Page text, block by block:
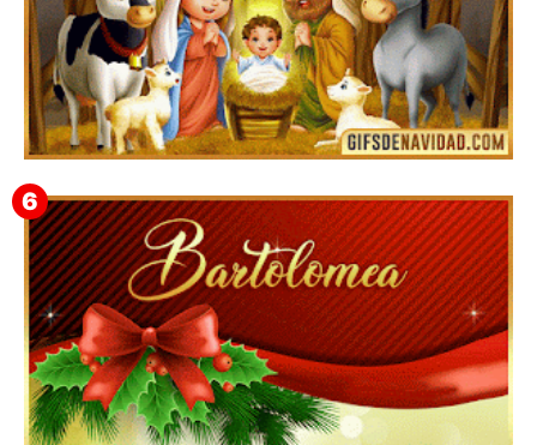
Feliz Navidad y próspero Año Nuevo Gladis